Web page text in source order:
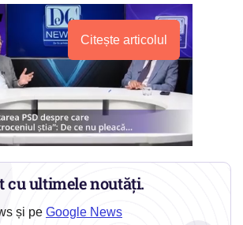
Citește articolul
cu ultimele noutăți.
și pe Google News